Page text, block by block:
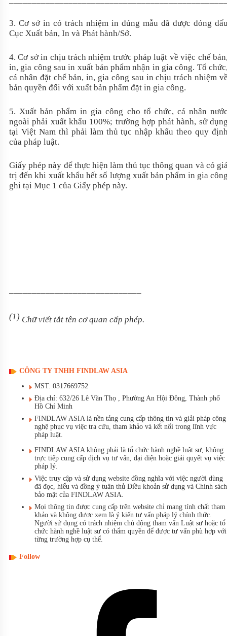
3. Cơ sở in có trách nhiệm in đúng mẫu đã được đóng
Cục Xuất bản, In và Phát hành/Sở.
4. Cơ sở in chịu trách nhiệm trước pháp luật về việc chế
in, gia công sau in xuất bản phẩm nhận in gia công. Tổ
cá nhân đặt chế bản, in, gia công sau in chịu trách nhiệm
bản quyền đối với xuất bản phẩm đặt in gia công.
5. Xuất bản phẩm in gia công cho tổ chức, cá nhân
ngoài phải xuất khẩu 100%; trường hợp phát hành, sử
tại Việt Nam thì phải làm thủ tục nhập khẩu theo quy
của pháp luật.
Giấy phép này để thực hiện làm thủ tục thông quan và có
trị đến khi xuất khẩu hết số lượng xuất bản phẩm in gia
ghi tại Mục 1 của Giấy phép này.
(1) Chữ viết tắt tên cơ quan cấp phép.
CÔNG TY TNHH FINDLAW ASIA
MST: 0317669752
Địa chỉ: 632/26 Lê Văn Thọ , Phường An Hội Đông, Thành phố
Hồ Chí Minh
FINDLAW ASIA là nền tảng cung cấp thông tin và giải pháp công
nghệ phục vụ việc tra cứu, tham khảo và kết nối trong lĩnh vực
pháp luật.
FINDLAW ASIA không phải là tổ chức hành nghề luật sư, không
trực tiếp cung cấp dịch vụ tư vấn, đại diện hoặc giải quyết vụ việc
pháp lý.
Việc truy cập và sử dụng website đồng nghĩa với việc người dùng
đã đọc, hiểu và đồng ý tuân thủ Điều khoản sử dụng và Chính sách
bảo mật của FINDLAW ASIA.
Mọi thông tin được cung cấp trên website chỉ mang tính chất tham
khảo và không được xem là ý kiến tư vấn pháp lý chính thức.
Người sử dụng có trách nhiệm chủ động tham vấn Luật sư hoặc tổ
chức hành nghề luật sư có thẩm quyền để được tư vấn phù hợp với
từng trường hợp cụ thể.
Follow